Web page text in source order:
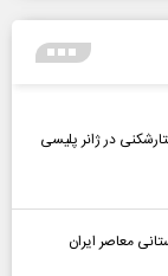
در ژانر پلیسی
معاصر ایران